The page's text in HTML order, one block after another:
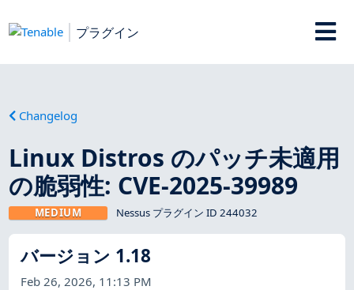
プラグイン
Changelog
Linux Distros のパッチ未適用
の脆弱性: CVE-2025-39989
MEDIUM Nessus プラグイン ID 244032
バージョン 1.18
Feb 26, 2026, 11:13 PM